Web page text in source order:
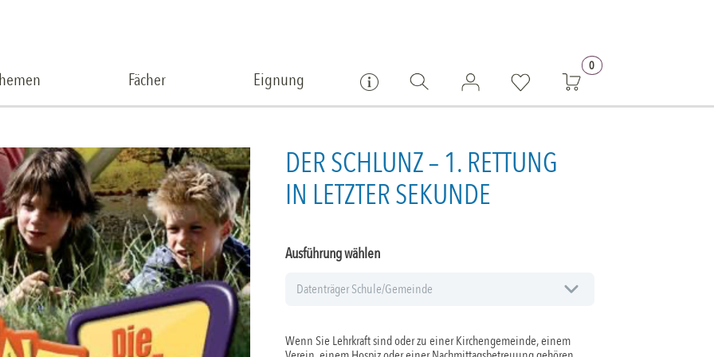
Fächer Eignung
0
DER SCHLUNZ – 1. RETTUNG
IN LETZTER SEKUNDE
Ausführung wählen
Wenn Sie Lehrkraft sind oder zu einer Kirchengemeinde, einem